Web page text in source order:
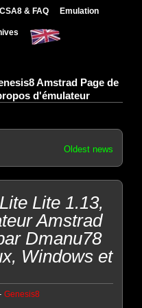
CSA8 & FAQ Emulation
Amstrad Page de
d'émulateur
Oldest news
Lite 1.13,
Amstrad
Dmanu78
Windows et
Genesis8